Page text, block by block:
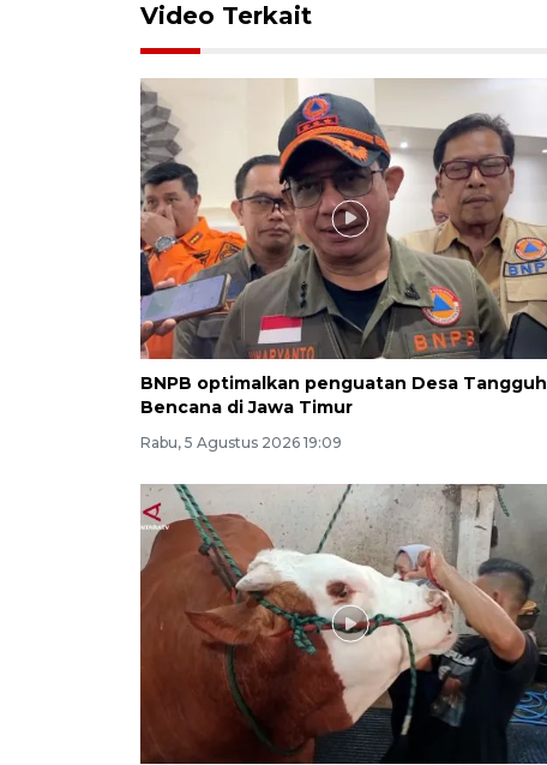
Video Terkait
BNPB optimalkan penguatan Desa Tangguh
Bencana di Jawa Timur
Rabu, 5 Agustus 2026 19:09